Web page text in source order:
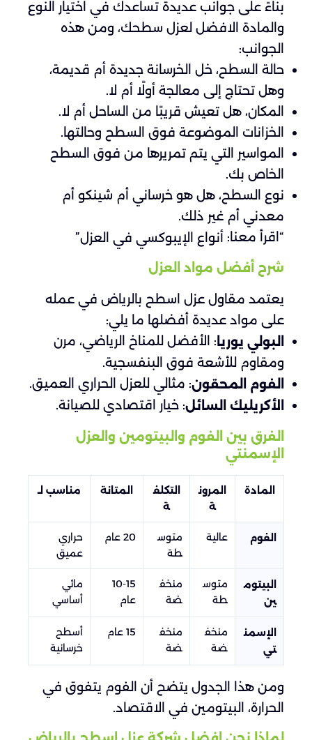
بناءً على جوانب عديدة تساعدك في اختيار النوع
والمادة الافضل لعزل سطحك، ومن هذه
الجوانب:
حالة السطح، خل الخرسانة جديدة أم قديمة،
وهل تحتاج إلى معالجة أولًا أم لا.
المكان، هل تعيش قريبًا من الساحل أم لا.
الخزانات الموضوعة فوق السطح وحالتها.
المواسير التي يتم تمريرها من فوق السطح
الخاص بك.
نوع السطح، هل هو خرساني أم شينكو أم
معدني أم غير ذلك.
“اقرأ معنا: أنواع الإيبوكسي في العزل”
شرح أفضل مواد العزل
يعتمد مقاول عزل اسطح بالرياض في عمله
على مواد عديدة أفضلها ما يلي:
البولي يوريا : الأفضل للمناخ الرياضي، مرن
ومقاوم للأشعة فوق البنفسجية.
الفوم المحقون: مثالي للعزل الحراري العميق.
الأكريليك السائل: خيار اقتصادي للصيانة.
الفرق بين الفوم والبيتومين والعزل
الإسمنتي
المادة
المرون
ة
التكلف
ة
المتانة مناسب لـ
الفوم عالية
متوس
طة
20 عام
حراري
عميق
البيتوم
ين
متوس
طة
منخف
ضة
10-15
عام
مائي
أساسي
الإسمن
تي
منخف
ضة
منخف
ضة
15 عام
أسطح
خرسانية
ومن هذا الجدول يتضح أن الفوم يتفوق في
الحرارة، البيتومين في الاقتصاد.